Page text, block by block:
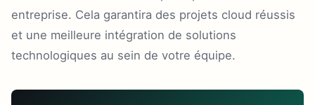
entreprise. Cela garantira des projets cloud réussis
et une meilleure intégration de solutions
technologiques au sein de votre équipe.